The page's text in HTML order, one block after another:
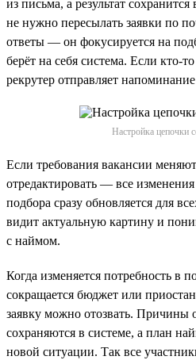
из письма, а результат сохранится
не нужно пересылать заявки по
ответы — он фокусируется на
берёт на себя система. Если кто-
рекрутер отправляет
Настройка цепочки
Если требования вакансии
отредактировать — все
подбора сразу обновляется для
видит актуальную картину и
с наймом.
Когда изменяется потребность в
сокращается бюджет или
заявку можно отозвать. Причины
сохраняются в системе, а план
новой ситуации. Так все